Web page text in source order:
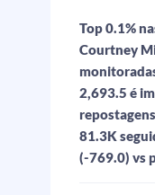
Top 0.1%
Courtney
2,693.5 é
81.3K
(-769.0) vs